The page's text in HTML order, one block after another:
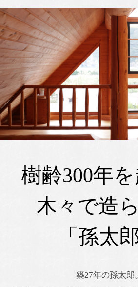
樹齢300年
木々で造
「孫太郎
築27年の孫太郎。